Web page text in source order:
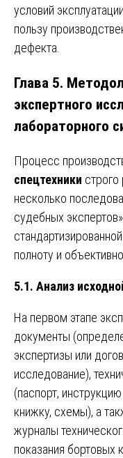
условий
пользу
дефекта.
Глава 5.
экспертного
лабораторного
Процесс
спецтехники
несколько
судебных
полноту и
5.1. Анализ
На первом этапе
документы
экспертизы или
исследование),
(паспорт,
книжку, схемы), а
журналы
показания бортовых